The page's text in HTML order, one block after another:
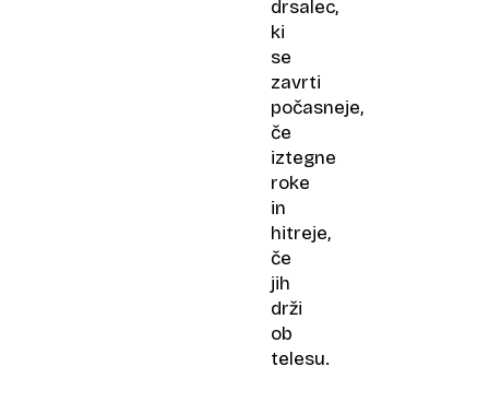
drsalec,
ki
se
zavrti
počasneje,
če
iztegne
roke
in
hitreje,
če
jih
drži
ob
telesu.